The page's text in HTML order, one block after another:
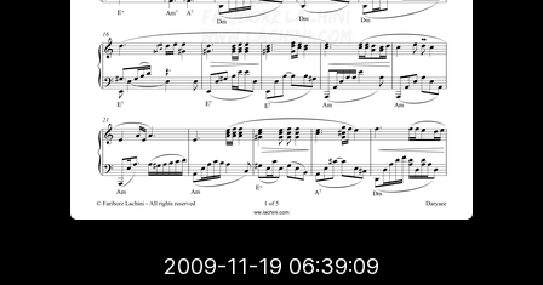
2009-11-19 06:39:09